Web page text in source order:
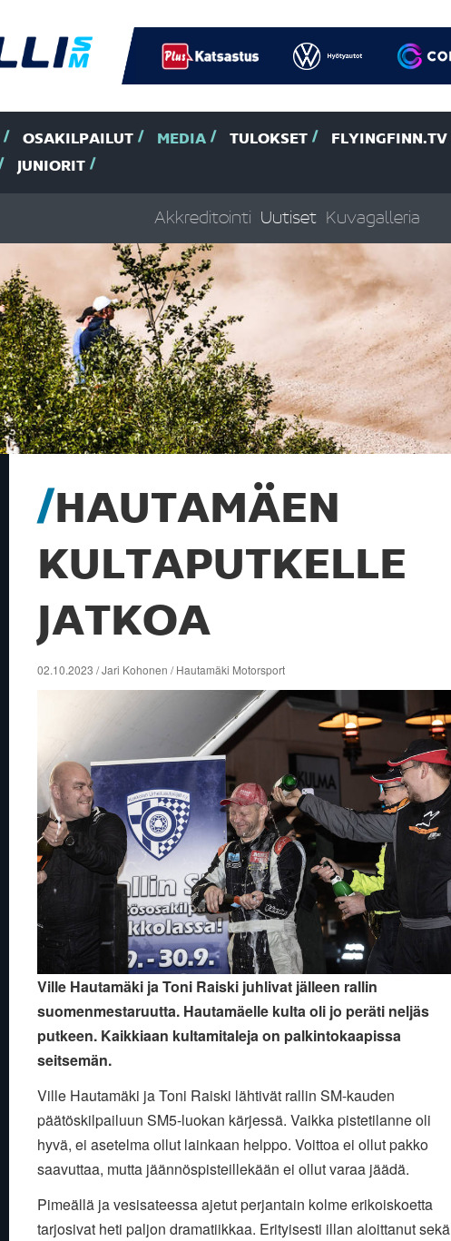
OSAKILPAILUT MEDIA TULOKSET FLYINGFINN.TV
JUNIORIT
Akkreditointi Uutiset Kuvagalleria
HAUTAMÄEN
KULTAPUTKELLE
JATKOA
02.10.2023 / Jari Kohonen / Hautamäki Motorsport
Ville Hautamäki ja Toni Raiski juhlivat jälleen rallin
suomenmestaruutta. Hautamäelle kulta oli jo peräti neljäs
putkeen. Kaikkiaan kultamitaleja on palkintokaapissa
seitsemän.
Ville Hautamäki ja Toni Raiski lähtivät rallin SM-kauden
päätöskilpailuun SM5-luokan kärjessä. Vaikka pistetilanne oli
hyvä, ei asetelma ollut lainkaan helppo. Voittoa ei ollut pakko
saavuttaa, mutta jäännöspisteillekään ei ollut varaa jäädä.
Pimeällä ja vesisateessa ajetut perjantain kolme erikoiskoetta
tarjosivat heti paljon dramatiikkaa. Erityisesti illan aloittanut sekä